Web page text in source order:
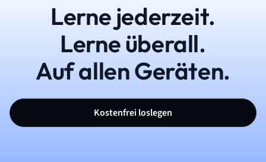
Lerne jederzeit.
Lerne überall.
Auf allen Geräten.
Kostenfrei loslegen